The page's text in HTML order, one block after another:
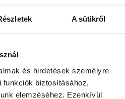
A sütikről
és hirdetések személyre
biztosításához,
elemzéséhez. Ezenkívül
Laktoherb kapszula